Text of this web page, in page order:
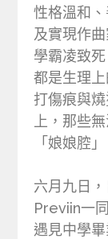
性格溫和
及實現作
學霸凌致
都是生理
打傷痕與
上，那些
「娘娘腔」
六月九日
Previin一
遇見中學